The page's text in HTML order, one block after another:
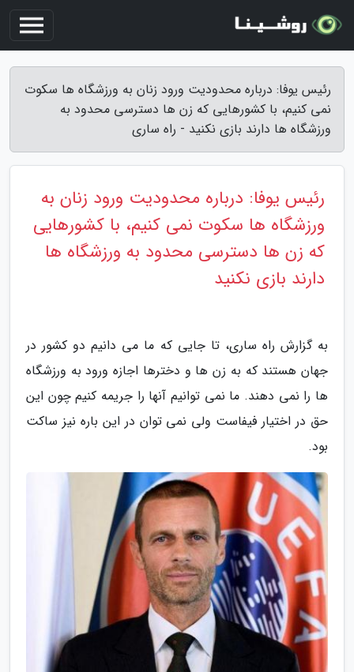
رئیس یوفا: درباره محدودیت ورود زنان به ورزشگاه ها سکوت
نمی کنیم، با کشورهایی که زن ها دسترسی محدود به
ورزشگاه ها دارند بازی نکنید - راه ساری
رئیس یوفا: درباره محدودیت ورود زنان به
ورزشگاه ها سکوت نمی کنیم، با کشورهایی
که زن ها دسترسی محدود به ورزشگاه ها
دارند بازی نکنید
به گزارش راه ساری، تا جایی که ما می دانیم دو کشور در
جهان هستند که به زن ها و دخترها اجازه ورود به ورزشگاه
ها را نمی دهند. ما نمی توانیم آنها را جریمه کنیم چون این
حق در اختیار فیفاست ولی نمی توان در این باره نیز ساکت
بود.